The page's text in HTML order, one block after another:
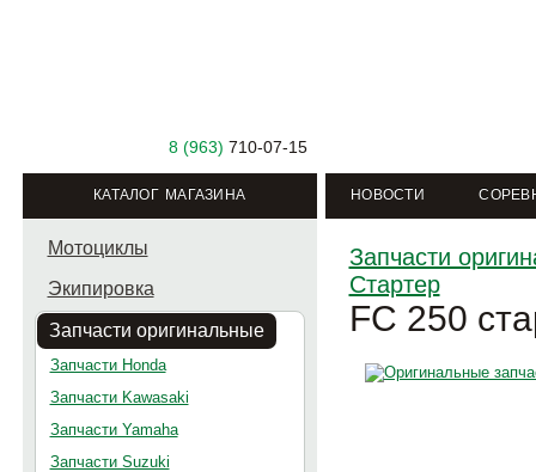
8 (963) 710-07-15
КАТАЛОГ МАГАЗИНА НОВОСТИ
Мотоциклы
Экипировка
Запчасти оригинальные
Запчасти Honda
Запчасти Kawasaki
Запчасти Yamaha
Запчасти Suzuki
Запчасти
Стартер
FC 250